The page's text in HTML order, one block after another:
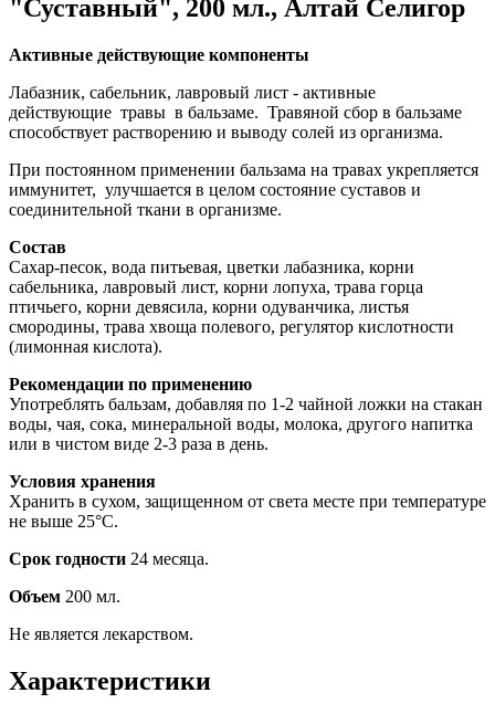
"Суставный", 200 мл., Алтай Селигор
Активные действующие компоненты
Лабазник, сабельник, лавровый лист - активные
действующие травы в бальзаме. Травяной сбор в бальзаме
способствует растворению и выводу солей из организма.
При постоянном применении бальзама на травах укрепляется
иммунитет, улучшается в целом состояние суставов и
соединительной ткани в организме.
Состав
Сахар-песок, вода питьевая, цветки лабазника, корни
сабельника, лавровый лист, корни лопуха, трава горца
птичьего, корни девясила, корни одуванчика, листья
смородины, трава хвоща полевого, регулятор кислотности
(лимонная кислота).
Рекомендации по применению
Употреблять бальзам, добавляя по 1-2 чайной ложки на стакан
воды, чая, сока, минеральной воды, молока, другого напитка
или в чистом виде 2-3 раза в день.
Условия хранения
Хранить в сухом, защищенном от света месте при температуре
не выше 25°С.
Срок годности 24 месяца.
Объем 200 мл.
Не является лекарством.
Характеристики